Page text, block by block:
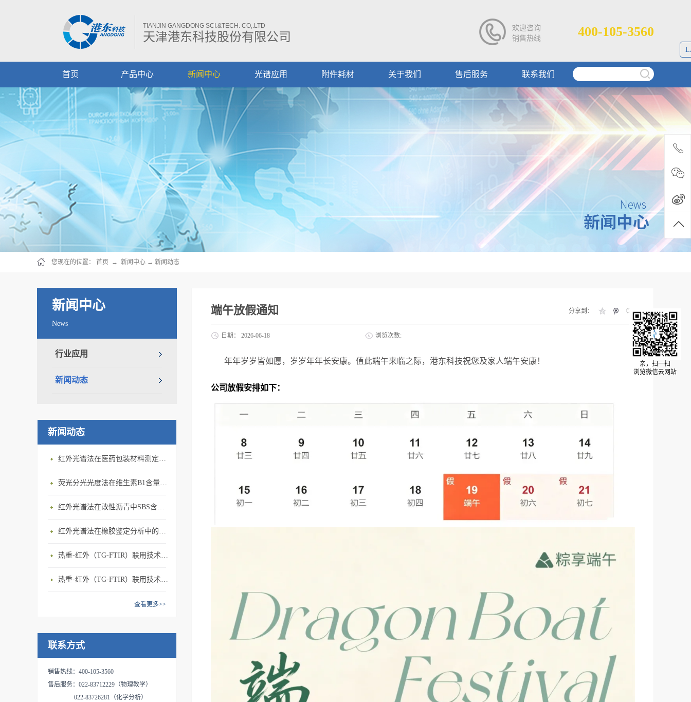
TIANJIN GANGDONG SCI.&TECH. CO,.LTD
天津港东科技股份有限公司
欢迎咨询
销售热线
400-105-3560
首页 产品中心 新闻中心 光谱应用 附件耗材 关于我们 售后服务 联系我们
您现在的位置： 首页 → 新闻中心 → 新闻动态
新闻中心
News
行业应用
新闻动态
新闻动态
红外光谱法在医药包装材料测定上的应用
荧光分光光度法在维生素B1含量测定上的应用
红外光谱法在改性沥青中SBS含量测定上的应用
红外光谱法在橡胶鉴定分析中的应用
热重-红外（TG-FTIR）联用技术在PA66热解研究上的应用
热重-红外（TG-FTIR）联用技术在PP热解研究上的应用(1)
查看更多>>
联系方式
销售热线：400-105-3560
售后服务：022-83712229（物理教学）
022-83726281（化学分析）
端午放假通知
日期： 2026-06-18 浏览次数:
分享到：
年年岁岁皆如愿，岁岁年年长安康。值此端午来临之际，港东科技祝您及家人端午安康！
公司放假安排如下：
亲，扫一扫
浏览微信云网站